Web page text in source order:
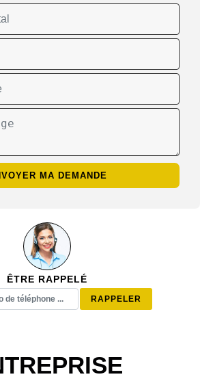
ÊTRE RAPPELÉ